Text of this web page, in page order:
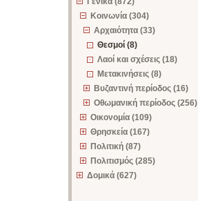
Κοινωνία (304)
Αρχαιότητα (33)
Θεσμοί (8)
Λαοί και σχέσεις (18)
Μετακινήσεις (8)
Βυζαντινή περίοδος (16)
Οθωμανική περίοδος (256)
Οικονομία (109)
Θρησκεία (167)
Πολιτική (87)
Πολιτισμός (285)
Δομικά (627)